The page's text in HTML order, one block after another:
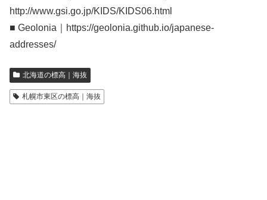
http://www.gsi.go.jp/KIDS/KIDS06.html
■ Geolonia｜https://geolonia.github.io/japanese-
addresses/
北海道の標高｜海抜
札幌市東区の標高｜海抜